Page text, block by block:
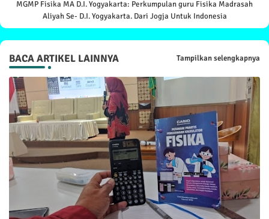
MGMP Fisika MA D.I. Yogyakarta: Perkumpulan guru Fisika Madrasah
Aliyah Se- D.I. Yogyakarta. Dari Jogja Untuk Indonesia
BACA ARTIKEL LAINNYA Tampilkan selengkapnya